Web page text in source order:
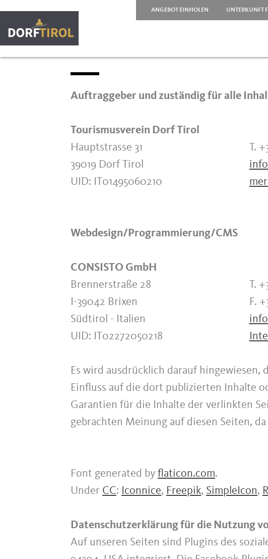
ANGEBOT EINHOLEN UNTERKUNFT
Auftraggeber und zuständig für alle
Tourismusverein Dorf Tirol
Hauptstrasse 31
39019 Dorf Tirol
UID: IT01495060210
T.
Webdesign/Programmierung/CMS
CONSISTO GmbH
Brennerstraße 28
I-39042 Brixen
Südtirol - Italien
UID: IT02272050218
T.
F.
Es wird ausdrücklich darauf
Einfluss auf die dort publizierten Inhalte
Garantien für die Inhalte der verlinkten
gebrachten Meinung auf diesen Seiten,
Font generated by flaticon.com.
Under CC: Iconnice, Freepik, SimpleIcon,
Datenschutzerklärung für die Nutzung
Auf unseren Seiten sind Plugins des